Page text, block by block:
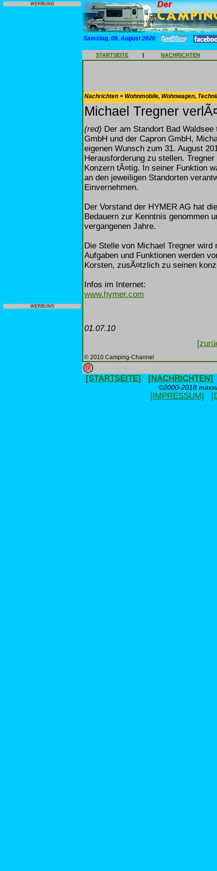
WERBUNG
WERBUNG
Samstag, 08. August 2026
STARTSEITE | NACHRICHTEN
Nachrichten > Wohnmobile, Wohnwagen,
Michael Tregner
(red) Der am Standort Bad
GmbH und der Capron GmbH,
eigenen Wunsch zum 31. August
Herausforderung zu stellen.
Konzern tÃ¤tig. In seiner Funktion
an den jeweiligen Standorten
Einvernehmen.
Der Vorstand der HYMER AG hat
Bedauern zur Kenntnis genommen
vergangenen Jahre.
Die Stelle von Michael Tregner
Aufgaben und Funktionen werden
Korsten, zusÃ¤tzlich zu seinen
Infos im Internet:
www.hymer.com
01.07.10
© 2010 Camping-Channel
[STARTSEITE] [NACHRICHTEN]
©2000-2018
[IMPRESSUM]